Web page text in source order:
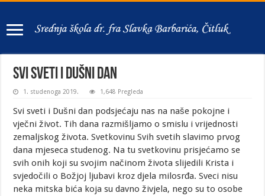
SVI SVETI I DUŠNI DAN
1. studenoga 2019. 1,648 Pregleda
Svi sveti i Dušni dan podsjećaju nas na naše pokojne i
vječni život. Tih dana razmišljamo o smislu i vrijednosti
zemaljskog života. Svetkovinu Svih svetih slavimo prvog
dana mjeseca studenog. Na tu svetkovinu prisjećamo se
svih onih koji su svojim načinom života slijedili Krista i
svjedočili o Božjoj ljubavi kroz djela milosrđa. Sveci nisu
neka mitska bića koja su davno živjela, nego su to osobe